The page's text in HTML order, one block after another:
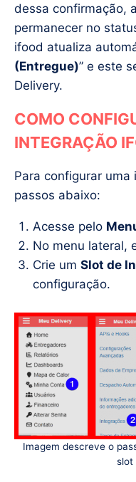
dessa confirmação,
permanecer no
ifood atualiza
(Entregue)” e este
Delivery.
COMO
INTEGRAÇÃO
Para configurar
passos abaixo:
Acesse pelo
No menu lateral,
Crie um Slot de
configuração.
Imagem descreve o
slot